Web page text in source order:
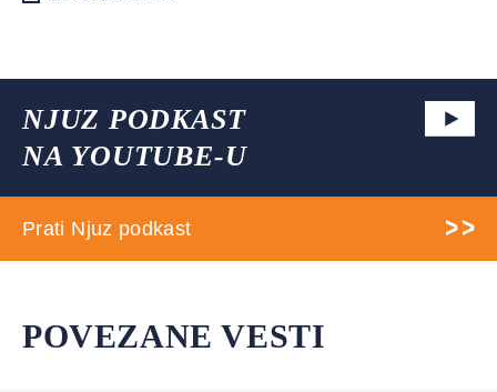
NJUZ PODKAST
NA YOUTUBE-U
Prati Njuz podkast
POVEZANE VESTI